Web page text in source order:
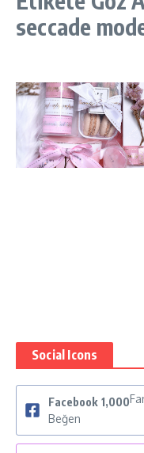
seccade
Social Icons
Facebook 1,000
Beğen